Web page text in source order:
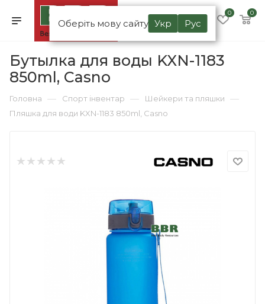
Оберіть мову сайту Укр Рус
0 0
Бутылка для воды KXN-1183
850ml, Casno
Головна — Спорт інвентар — Шейкери та пляшки —
Пляшка для води KXN-1183 850ml, Casno